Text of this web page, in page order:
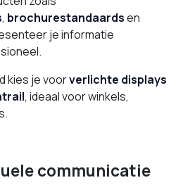
, brochurestandaardsen
je informatie
kies je voorverlichte displays
, ideaal voor winkels,
communicatie